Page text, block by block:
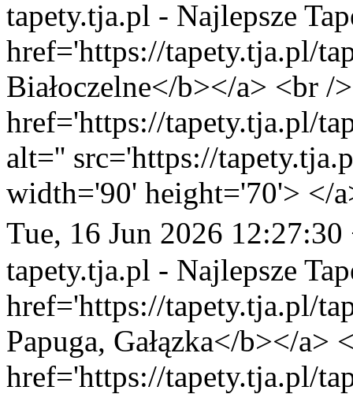
tapety.tja.pl - Najlepsze
href='https://tapety.tja.pl/
Białoczelne</b></a> <br /
href='https://tapety.tja.pl/
alt='' src='https://
width='90' height='70'> </
Tue, 16 Jun 2026 12:27:30
tapety.tja.pl - Najlepsze
href='https://tapety.tja.pl/
Papuga, Gałązka</b></
href='https://tapety.tja.pl/